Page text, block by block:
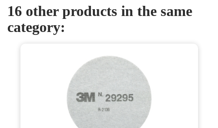
16 other products in the same
category: